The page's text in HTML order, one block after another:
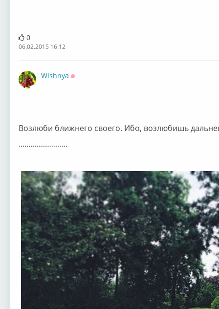
0
06.02.2015 16:12
Wishnya
Возлюби ближнего своего. Ибо, возлюбишь
.........................